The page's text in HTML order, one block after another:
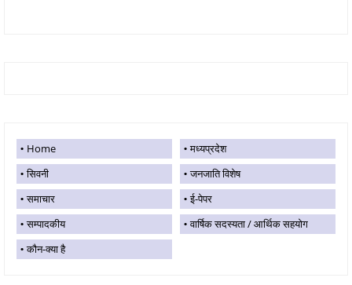
Home
मध्यप्रदेश
सिवनी
जनजाति विशेष
समाचार
ई-पेपर
सम्पादकीय
वार्षिक सदस्यता / आर्थिक सहयोग
कौन-क्या है